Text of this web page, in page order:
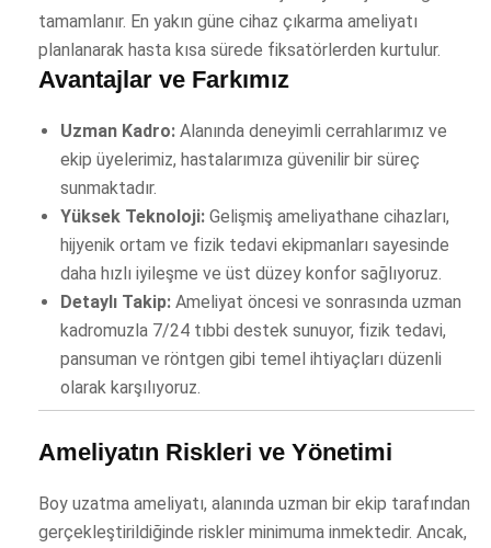
tamamlanır. En yakın güne cihaz çıkarma ameliyatı
planlanarak hasta kısa sürede fiksatörlerden kurtulur.
Avantajlar ve Farkımız
Uzman Kadro: Alanında deneyimli cerrahlarımız ve
ekip üyelerimiz, hastalarımıza güvenilir bir süreç
sunmaktadır.
Yüksek Teknoloji: Gelişmiş ameliyathane cihazları,
hijyenik ortam ve fizik tedavi ekipmanları sayesinde
daha hızlı iyileşme ve üst düzey konfor sağlıyoruz.
Detaylı Takip: Ameliyat öncesi ve sonrasında uzman
kadromuzla 7/24 tıbbi destek sunuyor, fizik tedavi,
pansuman ve röntgen gibi temel ihtiyaçları düzenli
olarak karşılıyoruz.
Ameliyatın Riskleri ve Yönetimi
Boy uzatma ameliyatı, alanında uzman bir ekip tarafından
gerçekleştirildiğinde riskler minimuma inmektedir. Ancak,